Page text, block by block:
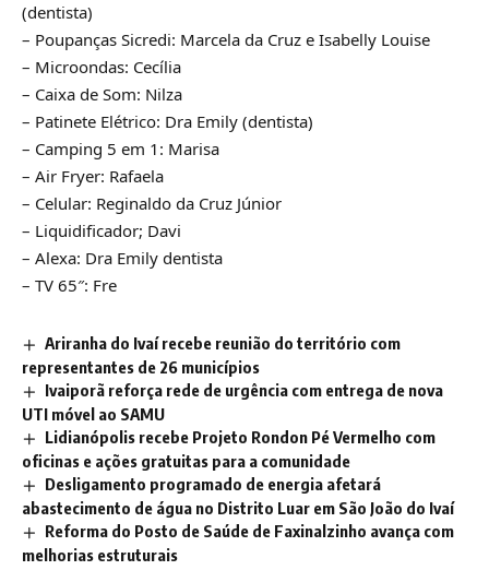
(dentista)
– Poupanças Sicredi: Marcela da Cruz e Isabelly Louise
– Microondas: Cecília
– Caixa de Som: Nilza
– Patinete Elétrico: Dra Emily (dentista)
– Camping 5 em 1: Marisa
– Air Fryer: Rafaela
– Celular: Reginaldo da Cruz Júnior
– Liquidificador; Davi
– Alexa: Dra Emily dentista
– TV 65″: Fre
Ariranha do Ivaí recebe reunião do território com
representantes de 26 municípios
Ivaiporã reforça rede de urgência com entrega de nova
UTI móvel ao SAMU
Lidianópolis recebe Projeto Rondon Pé Vermelho com
oficinas e ações gratuitas para a comunidade
Desligamento programado de energia afetará
abastecimento de água no Distrito Luar em São João do Ivaí
Reforma do Posto de Saúde de Faxinalzinho avança com
melhorias estruturais